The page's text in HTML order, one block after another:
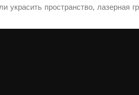
пространство,